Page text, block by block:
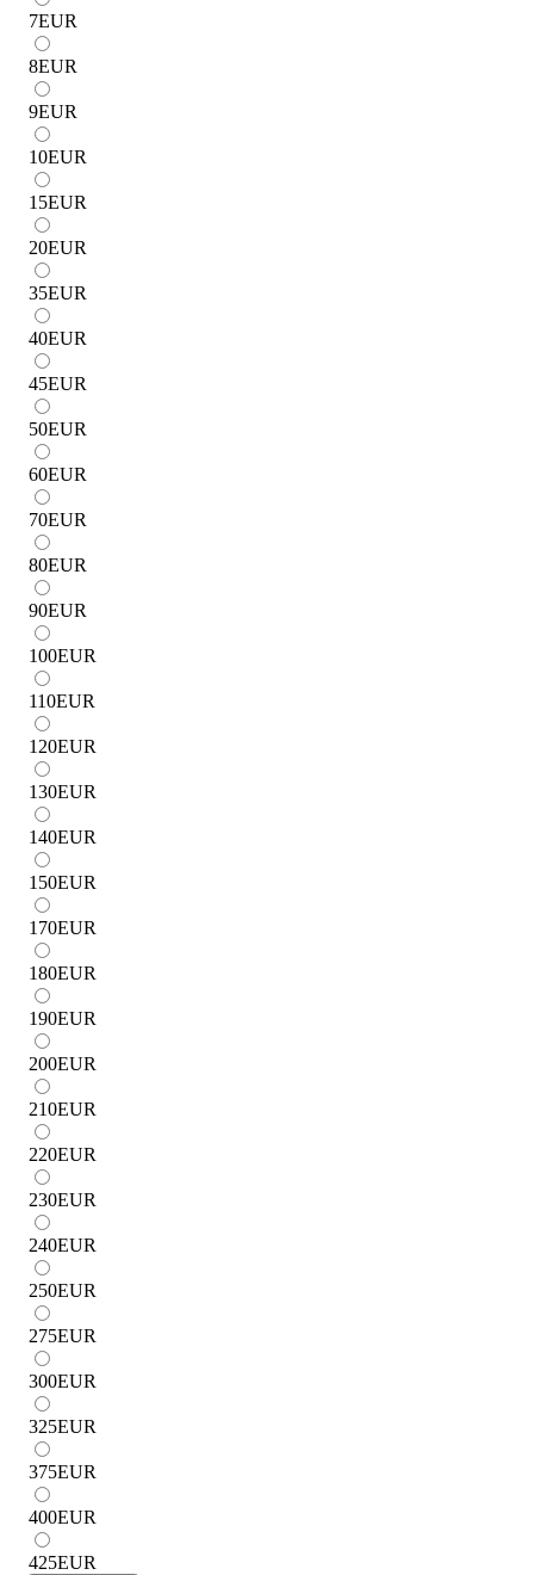
7EUR
8EUR
9EUR
10EUR
15EUR
20EUR
35EUR
40EUR
45EUR
50EUR
60EUR
70EUR
80EUR
90EUR
100EUR
110EUR
120EUR
130EUR
140EUR
150EUR
170EUR
180EUR
190EUR
200EUR
210EUR
220EUR
230EUR
240EUR
250EUR
275EUR
300EUR
325EUR
375EUR
400EUR
425EUR